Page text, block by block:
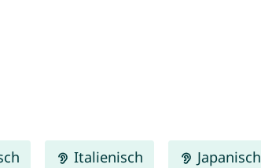
Italienisch Japanisch